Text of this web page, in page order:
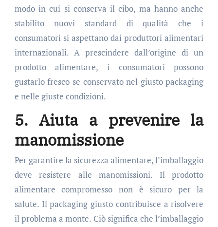
modo in cui si conserva il cibo, ma hanno anche
stabilito nuovi standard di qualità che i
consumatori si aspettano dai produttori alimentari
internazionali. A prescindere dall’origine di un
prodotto alimentare, i consumatori possono
gustarlo fresco se conservato nel giusto packaging
e nelle giuste condizioni.
5. Aiuta a prevenire la
manomissione
Per garantire la sicurezza alimentare, l’imballaggio
deve resistere alle manomissioni. Il prodotto
alimentare compromesso non è sicuro per la
salute. Il packaging giusto contribuisce a risolvere
il problema a monte. Ciò significa che l’imballaggio